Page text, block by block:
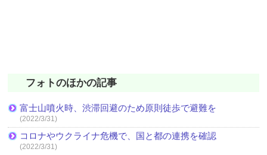
フォトのほかの記事
富士山噴火時、渋滞回避のため原則徒歩で避難を
(2022/3/31)
コロナやウクライナ危機で、国と都の連携を確認
(2022/3/31)